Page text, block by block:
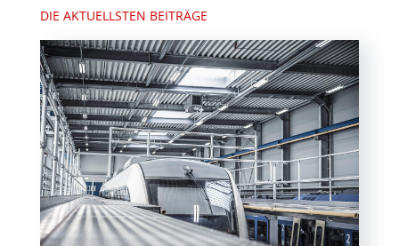
DIE AKTUELLSTEN BEITRÄGE